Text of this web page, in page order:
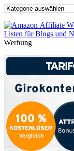
Kategorien
Werbung